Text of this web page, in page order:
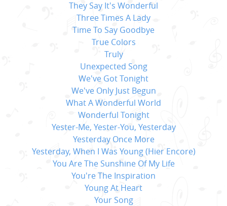
They Say It's Wonderful
Three Times A Lady
Time To Say Goodbye
True Colors
Truly
Unexpected Song
We've Got Tonight
We've Only Just Begun
What A Wonderful World
Wonderful Tonight
Yester-Me, Yester-You, Yesterday
Yesterday Once More
Yesterday, When I Was Young (Hier Encore)
You Are The Sunshine Of My Life
You're The Inspiration
Young At Heart
Your Song